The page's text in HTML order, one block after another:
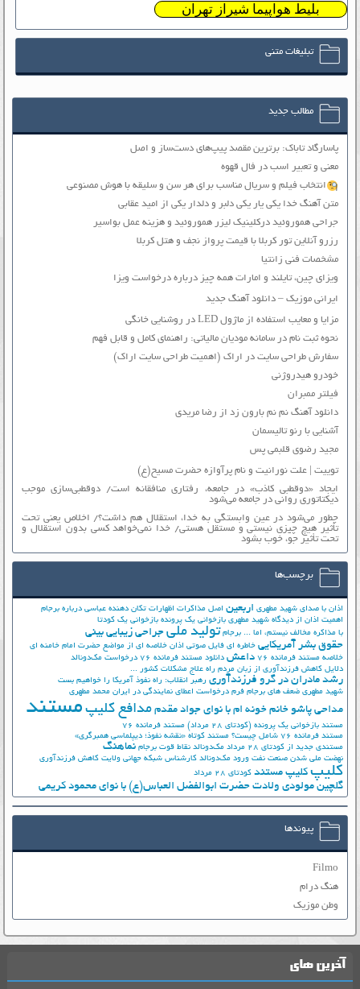
بلیط هواپیما شیراز تهران
تبلیغات متنی
مطالب جدید
پاسارگاد تاباک: برترین مقصد پیپ‌های دست‌ساز و اصل
معنی و تعبیر اسب در فال قهوه
انتخاب فیلم و سریال مناسب برای هر سن و سلیقه با هوش مصنوعی
متن آهنگ خدا یکی یار یکی دلبر و دلدار یکی از امید عقابی
جراحی هموروئید درکلینیک لیزر هموروئید و هزینه عمل بواسیر
رزرو آنلاین تور کربلا با قیمت پرواز نجف و هتل کربلا
مشخصات فنی زانتیا
ویزای چین، تایلند و امارات همه چیز درباره درخواست ویزا
ایرانی موزیک – دانلود آهنگ جدید
مزایا و معایب استفاده از ماژول LED در روشنایی خانگی
نحوه ثبت نام در سامانه مودیان مالیاتی: راهنمای کامل و قابل فهم
سفارش طراحی سایت در اراک (اهمیت طراحی سایت اراک)
خودرو هیدروژنی
فیلتر ممبران
دانلود آهنگ نم نم بارون زد از رضا مریدی
آشنایی با رنو تالیسمان
مجید رضوی قلبمی پس
توییت | علت نورانیت و نام پرآوازه حضرت مسیح(ع)
ایجاد «دوقطبی کاذب» در جامعه، رفتاری منافقانه است/ دوقطبی‌سازی موجب
دیکتاتوری روانی در جامعه می‌شود
چطور می‌شود در عین وابستگی به خدا، استقلال هم داشت؟/ اخلاص یعنی تحت
تأثیر هیچ چیزی نیستی و مستقل هستی/ خدا نمی‌خواهد کسی بدون استقلال و
تحت تأثیر جوّ، خوب بشود
برچسب‌ها
اذان با صدای شهید مطهری اربعین اصل مذاکرات اظهارات تکان دهنده عباسی درباره برجام
اهمیت اذان از دیدگاه شهید مطهری بازخوانی یک پرونده بازخوانی یک کودتا
با مذاکره مخالف نیستم، اما ... برجام تولید ملی جراحی زیبایی بینی
حقوق بشر آمریکایی خاطره ای فایل صوتی اذان خلاصه ای از مواضع حضرت امام خامنه ای
خلاصه مستند فرمانده 76
داعش دانلود مستند فرمانده 76
درخواست مک‌دونالد
دلایل کاهش فرزندآوری از زبان مردم راه علاج مشکلات کشور ...
رشد مادران در گرو فرزندآوری رهبر انقلاب: راه نفوذ آمریکا را خواهیم بست
شهید مطهری ضعف های برجام فرم درخواست اعطای نمایندگی در ایران محمد مطهری
مداحی پاشو خانم خونه ام با نوای جواد مقدم مدافع کلیپ مستند
مستند بازخوانی یک پرونده (کودتای 28 مرداد)
مستند فرمانده 76
مستند فرمانده 76 شامل چیست؟
مستند کوتاه «نقشه نفوذ؛ دیپلماسی همبرگری»
مستندی جدید از کودتای 28 مرداد
مک‌دونالد نقاط قوت برجام نماهنگ
نهضت ملي شدن صنعت نفت ورود مک‌دونالد کارشناس شبکه جهانی ولایت کاهش فرزندآوری
کلیپ کلیپ مستند کودتای 28 مرداد
گلچین مولودی ولادت حضرت ابوالفضل العباس(ع) با نوای محمود کریمی
پیوندها
Filmo
هنگ درام
وطن موزیک
آخرین های